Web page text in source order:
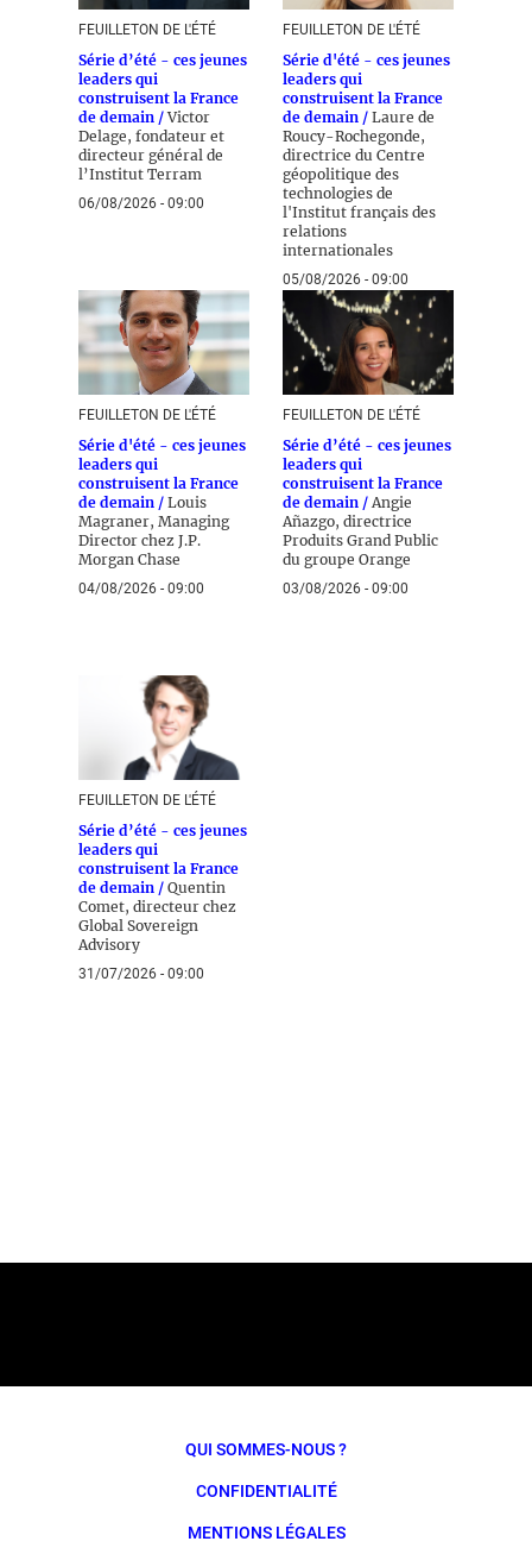
FEUILLETON DE L'ÉTÉ
Série d’été - ces jeunes
leaders qui
construisent la France
de demain /Victor
Delage, fondateur et
directeur général de
l’Institut Terram
06/08/2026 - 09:00
FEUILLETON DE L'ÉTÉ
Série d'été - ces jeunes
leaders qui
construisent la France
de demain / Laure de
Roucy-Rochegonde,
directrice du Centre
géopolitique des
technologies de
l'Institut français des
relations
internationales
05/08/2026 - 09:00
FEUILLETON DE L'ÉTÉ
Série d'été - ces jeunes
leaders qui
construisent la France
de demain / Louis
Magraner, Managing
Director chez J.P.
Morgan Chase
04/08/2026 - 09:00
FEUILLETON DE L'ÉTÉ
Série d’été - ces jeunes
leaders qui
construisent la France
de demain / Angie
Añazgo, directrice
Produits Grand Public
du groupe Orange
03/08/2026 - 09:00
FEUILLETON DE L'ÉTÉ
Série d’été - ces jeunes
leaders qui
construisent la France
de demain / Quentin
Comet, directeur chez
Global Sovereign
Advisory
31/07/2026 - 09:00
QUI SOMMES-NOUS ?
CONFIDENTIALITÉ
MENTIONS LÉGALES